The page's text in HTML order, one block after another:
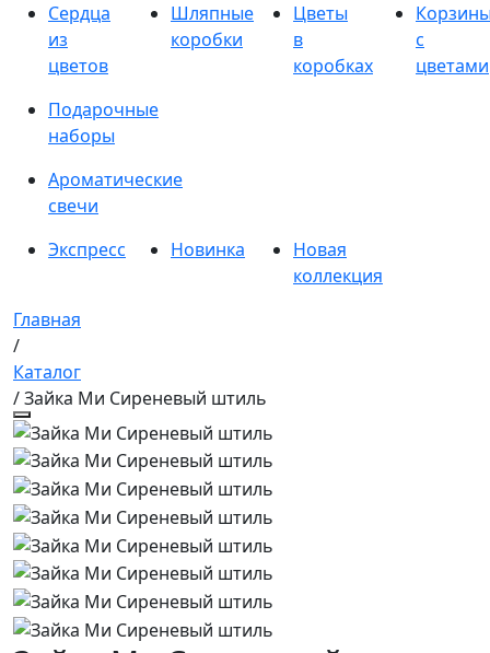
Сердца
из
цветов
Шляпные
коробки
Цветы
в
коробках
с
цветами
Подарочные
наборы
Ароматические
свечи
Экспресс
Новинка
Новая
коллекция
Главная
/
Каталог
/ Зайка Ми Сиреневый штиль